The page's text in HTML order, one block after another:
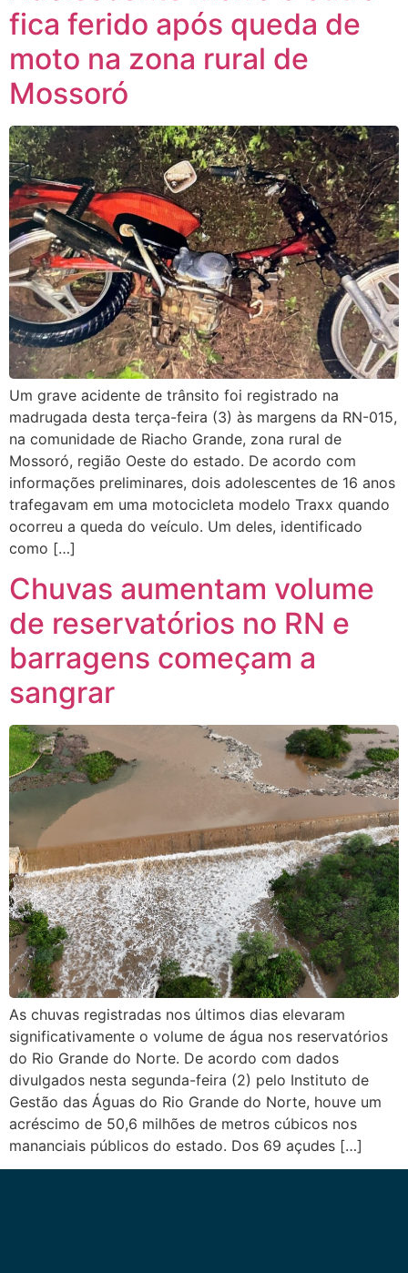
fica ferido após queda de
moto na zona rural de
Mossoró
Um grave acidente de trânsito foi registrado na
madrugada desta terça-feira (3) às margens da RN-015,
na comunidade de Riacho Grande, zona rural de
Mossoró, região Oeste do estado. De acordo com
informações preliminares, dois adolescentes de 16 anos
trafegavam em uma motocicleta modelo Traxx quando
ocorreu a queda do veículo. Um deles, identificado
como […]
Chuvas aumentam volume
de reservatórios no RN e
barragens começam a
sangrar
As chuvas registradas nos últimos dias elevaram
significativamente o volume de água nos reservatórios
do Rio Grande do Norte. De acordo com dados
divulgados nesta segunda-feira (2) pelo Instituto de
Gestão das Águas do Rio Grande do Norte, houve um
acréscimo de 50,6 milhões de metros cúbicos nos
mananciais públicos do estado. Dos 69 açudes […]